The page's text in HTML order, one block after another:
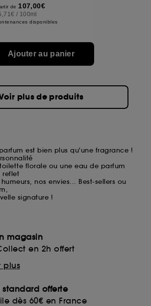
de 107,00€
/ 100ml
disponibles
Ajouter au panier
plus de produits
est bien plus qu'une fragrance !
florale ou une eau de parfum
reflet
nos envies... Best-sellers ou
signature !
magasin
en 2h offert
plus
standard offerte
dès 60€ en France